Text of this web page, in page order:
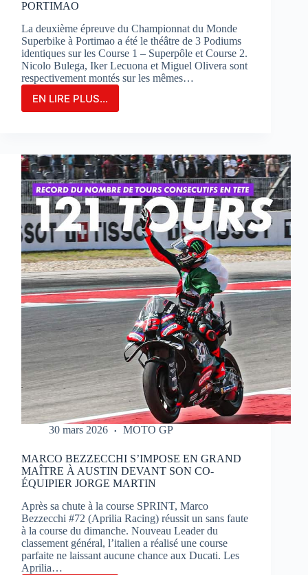
PORTIMAO
La deuxième épreuve du Championnat du Monde
Superbike à Portimao a été le théâtre de 3 Podiums
identiques sur les Course 1 – Superpôle et Course 2.
Nicolo Bulega, Iker Lecuona et Miguel Olivera sont
respectivement montés sur les mêmes…
EN LIRE PLUS...
CARTON
BULEGA
QUI
RÉALISE
UN
WEEK-
END
PARFAIT
À
PORTIMAO
30 mars 2026 MOTO GP
MARCO BEZZECCHI S’IMPOSE EN GRAND
MAÎTRE À AUSTIN DEVANT SON CO-
ÉQUIPIER JORGE MARTIN
Après sa chute à la course SPRINT, Marco
Bezzecchi #72 (Aprilia Racing) réussit un sans faute
à la course du dimanche. Nouveau Leader du
classement général, l’italien a réalisé une course
parfaite ne laissant aucune chance aux Ducati. Les
Aprilia…